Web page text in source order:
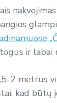
ir labai
2 metrus
kad būtų